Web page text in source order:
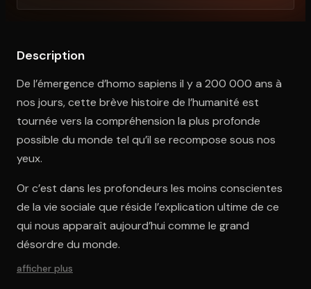
Description
De l’émergence d’homo sapiens il y a 200 000 ans à
nos jours, cette brève histoire de l’humanité est
tournée vers la compréhension la plus profonde
possible du monde tel qu’il se recompose sous nos
yeux.
Or c’est dans les profondeurs les moins conscientes
de la vie sociale que réside l’explication ultime de ce
qui nous apparaît aujourd’hui comme le grand
désordre du monde.
afficher plus